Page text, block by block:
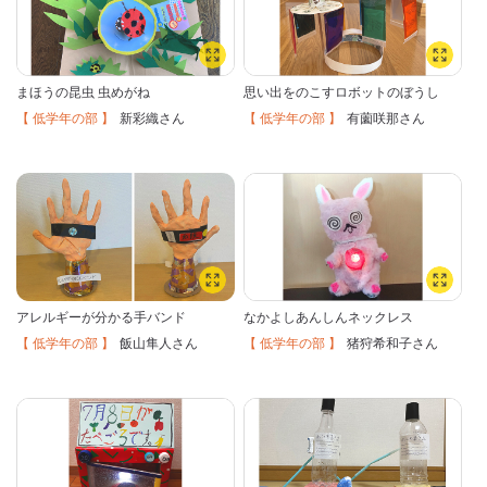
まほうの昆虫 虫めがね
【 低学年の部 】 新彩織さん
思い出をのこすロボットのぼうし
【 低学年の部 】 有薗咲那さん
アレルギーが分かる手バンド
【 低学年の部 】 飯山隼人 さん
なかよしあんしんネックレス
【 低学年の部 】 猪狩希和子さん